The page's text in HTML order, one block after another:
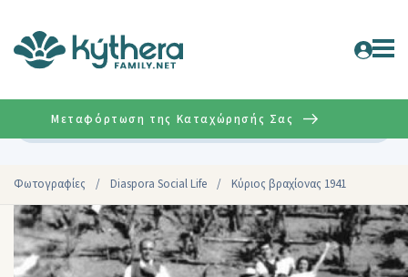
Φωτογραφίες / Diaspora Social Life / Κύριος βραχίονας 1941
Μεταφόρτωση της Καταχώρησής Σας